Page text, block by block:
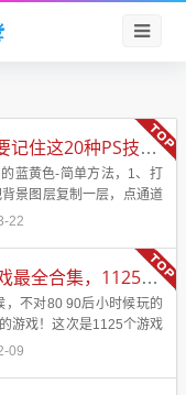
【每日一学】一定要记住这20种PS技术！！！会让你的照片美的不行
蓝黄色-简单方法，1、打
景图层复制一层，点通道
> 应用图像，图层为背
创建曲线调整图层，蓝通
，108&nb...
22
【资源分享】FC游戏最全合集，1125个游戏
，不对80 90后小时候玩的
游戏！这次是1125个游戏
最全的合集了！带模拟
09